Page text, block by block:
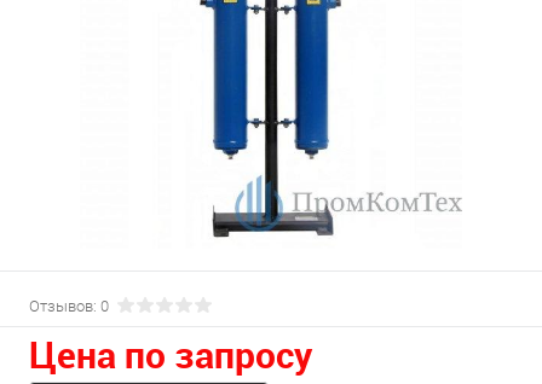
Отзывов: 0
Цена по запросу